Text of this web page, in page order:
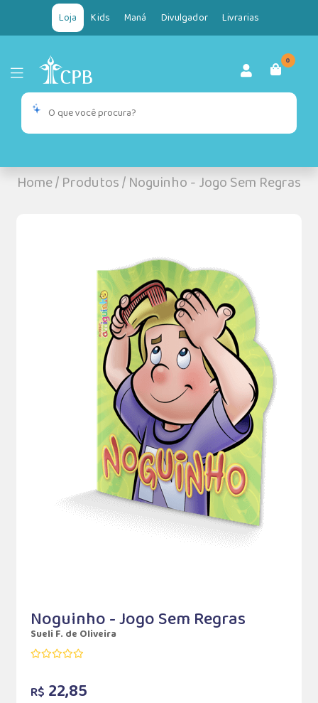
Loja Kids Maná Divulgador Livrarias
0
Home/Produtos/Noguinho - Jogo Sem Regras
Noguinho - Jogo Sem Regras
Sueli F. de Oliveira
R$ 22,85